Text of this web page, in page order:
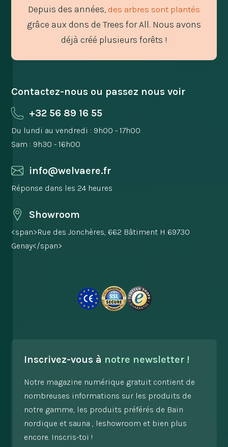
Depuis des années, des arbres sont plantés
grâce aux dons de Trees for All. Nous avons
déjà créé plusieurs forêts !
Contactez-nous ou passez nous voir
+32 56 89 16 55
Du lundi au vendredi : 9h00 - 17h00
Sam : 9h30 - 16h00
info@welvaere.fr
Réponse dans les 24 heures
Showroom
<span>Rue des Jonchères, 662 Bâtiment H 69730
Genay</span>
Inscrivez-vous à notre newsletter !
Notre magazine numérique gratuit contient de
nombreuses informations sur les produits de
notre gamme, les produits préférés de Bain
nordique et sauna , leshowroom et bien plus
encore. Inscris-toi !